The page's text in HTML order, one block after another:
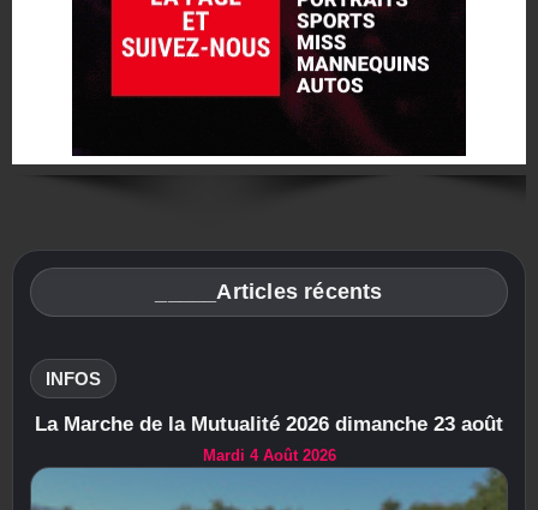
_____Articles récents
INFOS
La Marche de la Mutualité 2026 dimanche 23 août
Mardi 4 Août 2026